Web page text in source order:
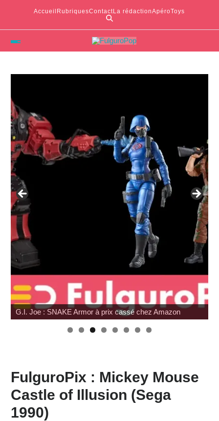
Accueil RubriquesContactLa rédactionApéroToys
Hommage à Sam Neill
FulguroPix : Mickey Mouse
Castle of Illusion (Sega
1990)